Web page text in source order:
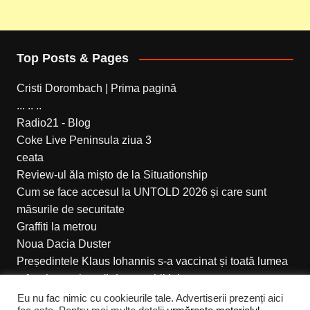
Top Posts & Pages
Cristi Dorombach | Prima pagină
... .. ..
Radio21 - Blog
Coke Live Peninsula ziua 3
ceata
Review-ul ăla mișto de la Situationship
Cum se face accesul la UNTOLD 2026 și care sunt
măsurile de securitate
Graffiti la metrou
Noua Dacia Duster
Președintele Klaus Iohannis s-a vaccinat și toată lumea
a fost impresionată de mușchii lui
Eu nu fac nimic cu cookieurile tale. Advertiserii prezenți aici